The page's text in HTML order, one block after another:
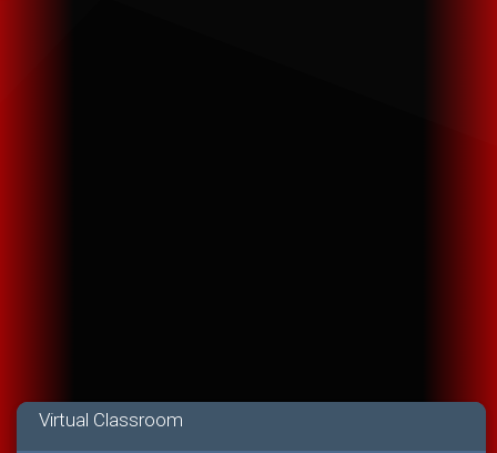
Virtual Classroom